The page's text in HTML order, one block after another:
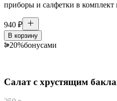
приборы и салфетки в комплект
940 ₽
В корзину
20%бонусами
Салат с хрустящим